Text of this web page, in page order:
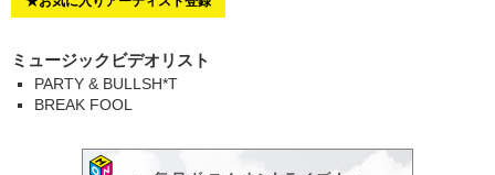
ミュージックビデオリスト
PARTY & BULLSH*T
BREAK FOOL